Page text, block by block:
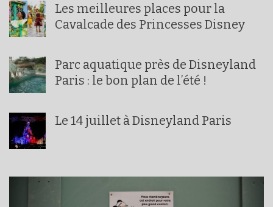
Les meilleures places pour la
Cavalcade des Princesses Disney
Parc aquatique près de Disneyland
Paris : le bon plan de l’été !
Le 14 juillet à Disneyland Paris